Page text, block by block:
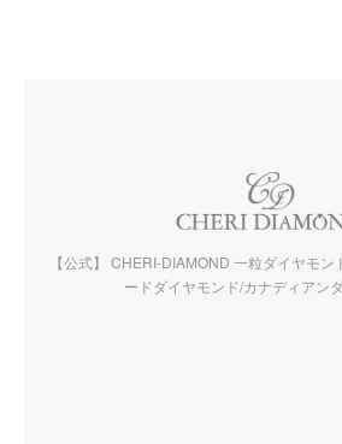
【公式】 CHERI-DIAMOND 一粒ダイヤモ
ードダイヤモンド/カナディアン